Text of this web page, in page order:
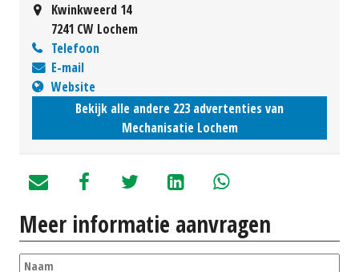
Kwinkweerd 14
7241 CW Lochem
Telefoon
E-mail
Website
Bekijk alle andere 223 advertenties van
Mechanisatie Lochem
Meer informatie aanvragen